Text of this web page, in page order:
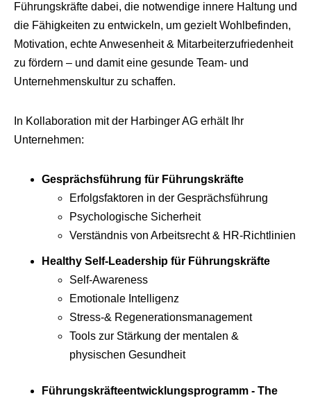
Führungskräfte dabei, die notwendige innere Haltung und
die Fähigkeiten zu entwickeln, um gezielt Wohlbefinden,
Motivation, echte Anwesenheit & Mitarbeiterzufriedenheit
zu fördern – und damit eine gesunde Team- und
Unternehmenskultur zu schaffen.
In Kollaboration mit der Harbinger AG erhält Ihr
Unternehmen:
Gesprächsführung für Führungskräfte
Erfolgsfaktoren in der Gesprächsführung
Psychologische Sicherheit
Verständnis von Arbeitsrecht & HR-Richtlinien
Healthy Self-Leadership für Führungskräfte
Self-Awareness
Emotionale Intelligenz
Stress-& Regenerationsmanagement
Tools zur Stärkung der mentalen &
physischen Gesundheit
Führungskräfteentwicklungsprogramm - The